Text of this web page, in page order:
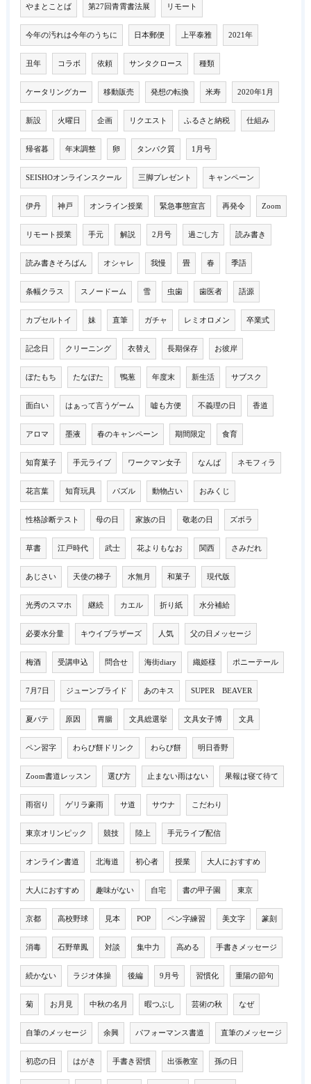
やまとことば 第27回青霄書法展 リモート
今年の汚れは今年のうちに 日本郵便 上平泰雅 2021年
丑年 コラボ 依頼 サンタクロース 種類
ケータリングカー 移動販売 発想の転換 米寿 2020年1月
新設 火曜日 企画 リクエスト ふるさと納税 仕組み
帰省暮 年末調整 卵 タンパク質 1月号
SEISHOオンラインスクール 三脚プレゼント キャンペーン
伊丹 神戸 オンライン授業 緊急事態宣言 再発令 Zoom
リモート授業 手元 解説 2月号 過ごし方 読み書き
読み書きそろばん オシャレ 我慢 畳 春 季語
条幅クラス スノードーム 雪 虫歯 歯医者 語源
カプセルトイ 妹 直筆 ガチャ レミオロメン 卒業式
記念日 クリーニング 衣替え 長期保存 お彼岸
ぼたもち たなぼた 鴨葱 年度末 新生活 サブスク
面白い はぁって言うゲーム 嘘も方便 不義理の日 香道
アロマ 墨液 春のキャンペーン 期間限定 食育
知育菓子 手元ライブ ワークマン女子 なんば ネモフィラ
花言葉 知育玩具 パズル 動物占い おみくじ
性格診断テスト 母の日 家族の日 敬老の日 ズボラ
草書 江戸時代 武士 花よりもなお 関西 さみだれ
あじさい 天使の梯子 水無月 和菓子 現代版
光秀のスマホ 継続 カエル 折り紙 水分補給
必要水分量 キウイブラザーズ 人気 父の日メッセージ
梅酒 受講申込 問合せ 海街diary 織姫様 ポニーテール
7月7日 ジューンブライド あのキス SUPER BEAVER
夏バテ 原因 胃腸 文具総選挙 文具女子博 文具
ペン習字 わらび餅ドリンク わらび餅 明日香野
Zoom書道レッスン 選び方 止まない雨はない 果報は寝て待て
雨宿り ゲリラ豪雨 サ道 サウナ こだわり
東京オリンピック 競技 陸上 手元ライブ配信
オンライン書道 北海道 初心者 授業 大人におすすめ
大人におすすめ 趣味がない 自宅 書の甲子園 東京
京都 高校野球 見本 POP ペン字練習 美文字 篆刻
消毒 石野華鳳 対談 集中力 高める 手書きメッセージ
続かない ラジオ体操 後編 9月号 習慣化 重陽の節句
菊 お月見 中秋の名月 暇つぶし 芸術の秋 なぜ
自筆のメッセージ 余興 パフォーマンス書道 直筆のメッセージ
初恋の日 はがき 手書き習慣 出張教室 孫の日